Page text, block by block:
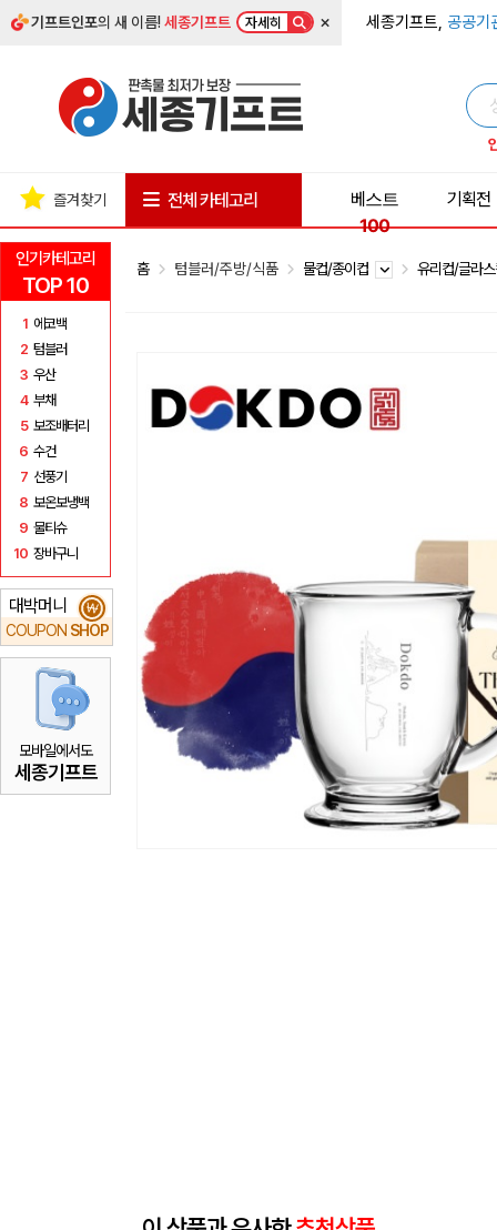
기프트인포의 새 이름!세종기프트 자세히 × 세종기프트, 공공기
인기카테고리
TOP 10
1 에코백
2 텀블러
3 우산
4 부채
5 보조배터리
6 수건
7 선풍기
8 보온보냉백
9 물티슈
10 장바구니
대박머니
COUPON SHOP
₩
모바일에서도
세종기프트
즐겨찾기 전체 카테고리
베스트
100
기획전
홈 텀블러/주방/식품 물컵/종이컵 유리컵/글라